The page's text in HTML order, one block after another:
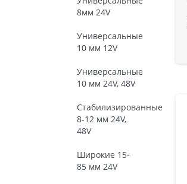
8мм 24V
Универсальные
10 мм 12V
Универсальные
10 мм 24V, 48V
Стабилизированные
8-12 мм 24V,
48V
Широкие 15-
85 мм 24V